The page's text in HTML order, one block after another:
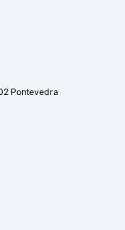
Pontevedra